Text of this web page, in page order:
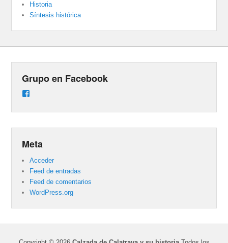
Historia
Síntesis histórica
Grupo en Facebook
en
Meta
Acceder
Feed de entradas
Feed de comentarios
WordPress.org